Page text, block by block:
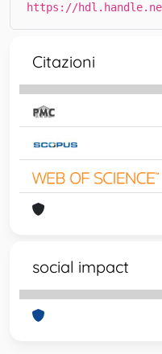
https://
Citazioni
social impact